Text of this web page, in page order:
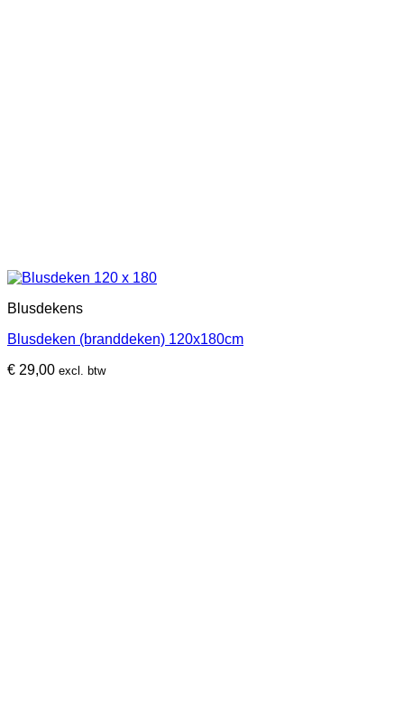
Blusdekens
Blusdeken (branddeken) 120x180cm
€ 29,00 excl. btw